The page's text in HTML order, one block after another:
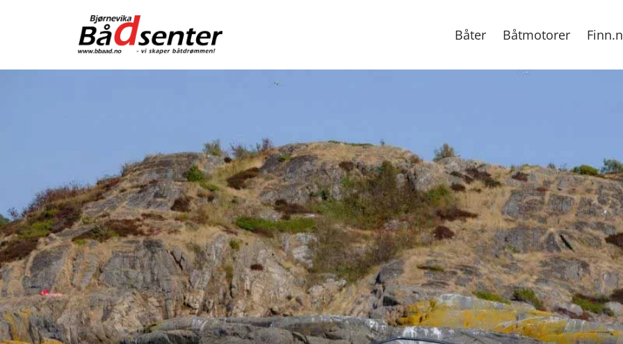
Båter Båtmotorer